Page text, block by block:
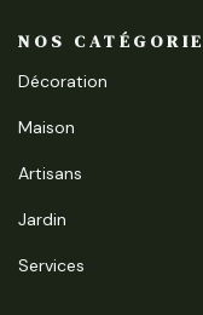
NOS
Décoration
Maison
Artisans
Jardin
Services